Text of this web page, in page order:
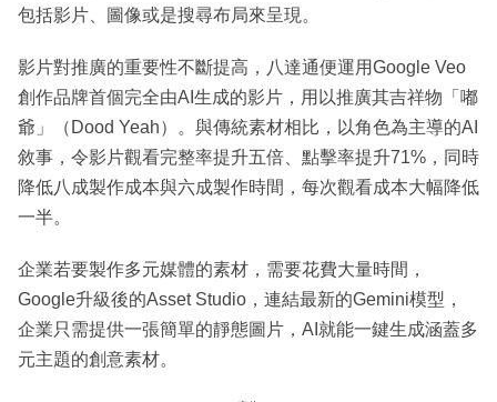
包括影片、圖像或是搜尋布局來呈現。
影片對推廣的重要性不斷提高，八達通便運用Google Veo
創作品牌首個完全由AI生成的影片，用以推廣其吉祥物「嘟
爺」（Dood Yeah）。與傳統素材相比，以角色為主導的AI
敘事，令影片觀看完整率提升五倍、點擊率提升71%，同時
降低八成製作成本與六成製作時間，每次觀看成本大幅降低
一半。
企業若要製作多元媒體的素材，需要花費大量時間，
Google升級後的Asset Studio，連結最新的Gemini模型，
企業只需提供一張簡單的靜態圖片，AI就能一鍵生成涵蓋多
元主題的創意素材。